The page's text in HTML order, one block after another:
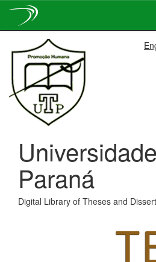
navigation
Paraná
Digital Library of Theses and